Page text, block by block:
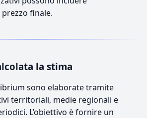
finale.
la stima
sono elaborate tramite
territoriali, medie regionali e
L’obiettivo è fornire un